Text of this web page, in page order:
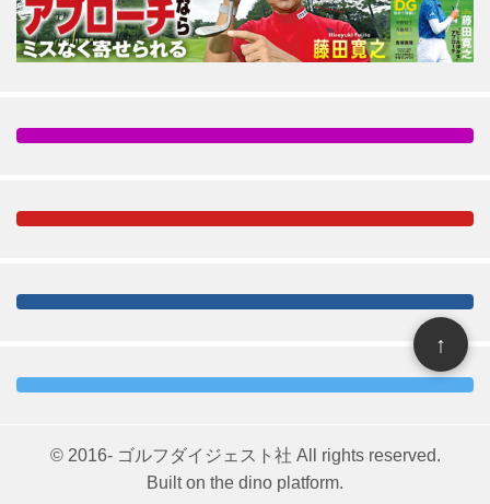
© 2016- ゴルフダイジェスト社 All rights reserved.
Built on the dino platform.
↑